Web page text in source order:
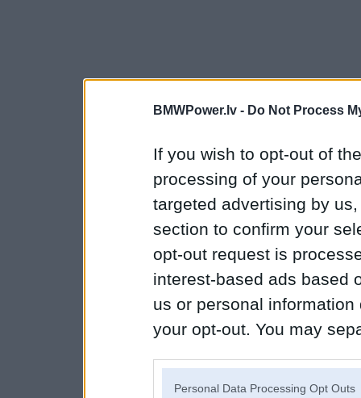
BMWPower.lv - Do Not Process
If you wish to opt-out of
processing of your
targeted advertising by
section to confirm your
opt-out request is
interest-based ads based
us or personal
your opt-out. You may
Personal Data Processing Opt Outs